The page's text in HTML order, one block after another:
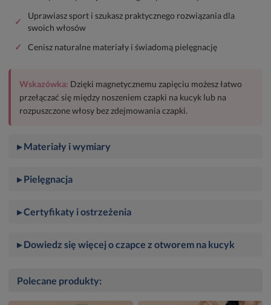
✓
Uprawiasz sport i szukasz praktycznego rozwiązania dla
swoich włosów
✓
Cenisz naturalne materiały i świadomą pielęgnację
Wskazówka: Dzięki magnetycznemu zapięciu możesz łatwo
przełączać się między noszeniem czapki na kucyk lub na
rozpuszczone włosy bez zdejmowania czapki.
▸ Materiały i wymiary
▸ Pielęgnacja
▸ Certyfikaty i ostrzeżenia
▸ Dowiedz się więcej o czapce z otworem na kucyk
Polecane produkty: